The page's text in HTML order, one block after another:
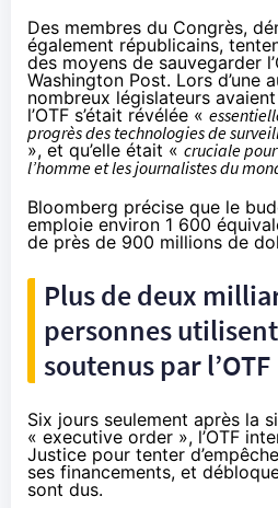
Des membres du Congrès,
également républicains,
des moyens de sauvegarder
Washington Post. Lors d’une
nombreux législateurs
l’OTF s’était révélée «
progrès des technologies de
», et qu’elle était «cruciale
l’homme et les journalistes du
Bloomberg précise que le
emploie environ 1 600
de près de 900 millions de
Plus de deux
personnes
soutenus par l’OTF
Six jours seulement après la
« executive order », l’OTF
Justice pour tenter
ses financements, et
sont dus.